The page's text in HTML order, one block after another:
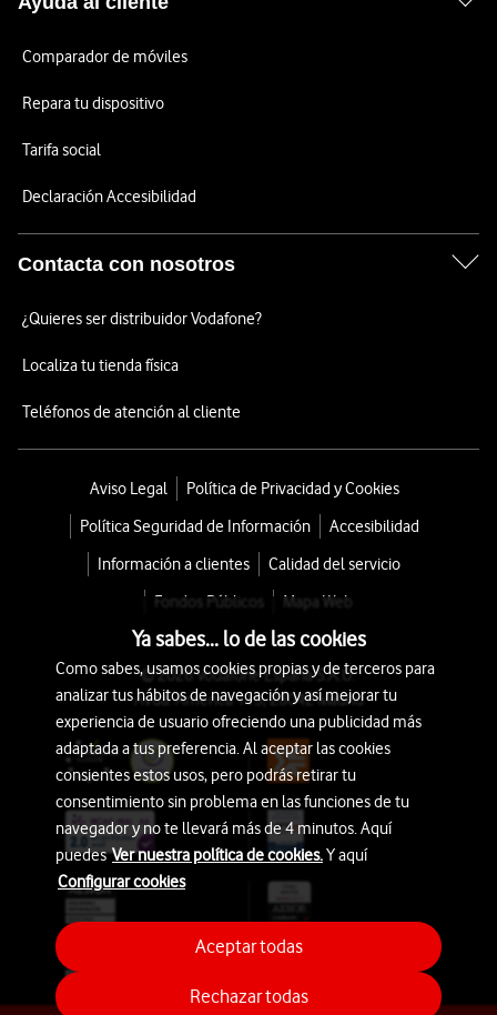
Comparador de móviles
Repara tu dispositivo
Tarifa social
Declaración Accesibilidad
Contacta con nosotros
¿Quieres ser distribuidor Vodafone?
Localiza tu tienda física
Teléfonos de atención al cliente
Aviso Legal
Política de Privacidad y Cookies
Política Seguridad de Información
Accesibilidad
Información a clientes
Calidad del servicio
Fondos Públicos
Mapa Web
© 2026 Vodafone España S.A.U.
Avda. América 115, 28042 Madrid
Ya sabes... lo de las cookies
Como sabes, usamos cookies propias y de terceros para
analizar tus hábitos de navegación y así mejorar tu
experiencia de usuario ofreciendo una publicidad más
adaptada a tus preferencia. Al aceptar las cookies
consientes estos usos, pero podrás retirar tu
consentimiento sin problema en las funciones de tu
navegador y no te llevará más de 4 minutos. Aquí
puedesVer nuestra política de cookies.Y aquí
Configurar cookies
Rechazar todas
Aceptar todas